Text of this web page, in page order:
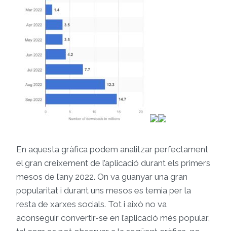
En aquesta gràfica podem analitzar perfectament
el gran creixement de l’aplicació durant els primers
mesos de l’any 2022. On va guanyar una gran
popularitat i durant uns mesos es temia per la
resta de xarxes socials. Tot i això no va
aconseguir convertir-se en l’aplicació més popular,